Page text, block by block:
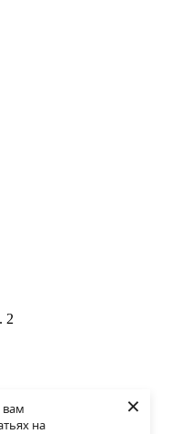
вам
на
×
2
"Академия-Т -